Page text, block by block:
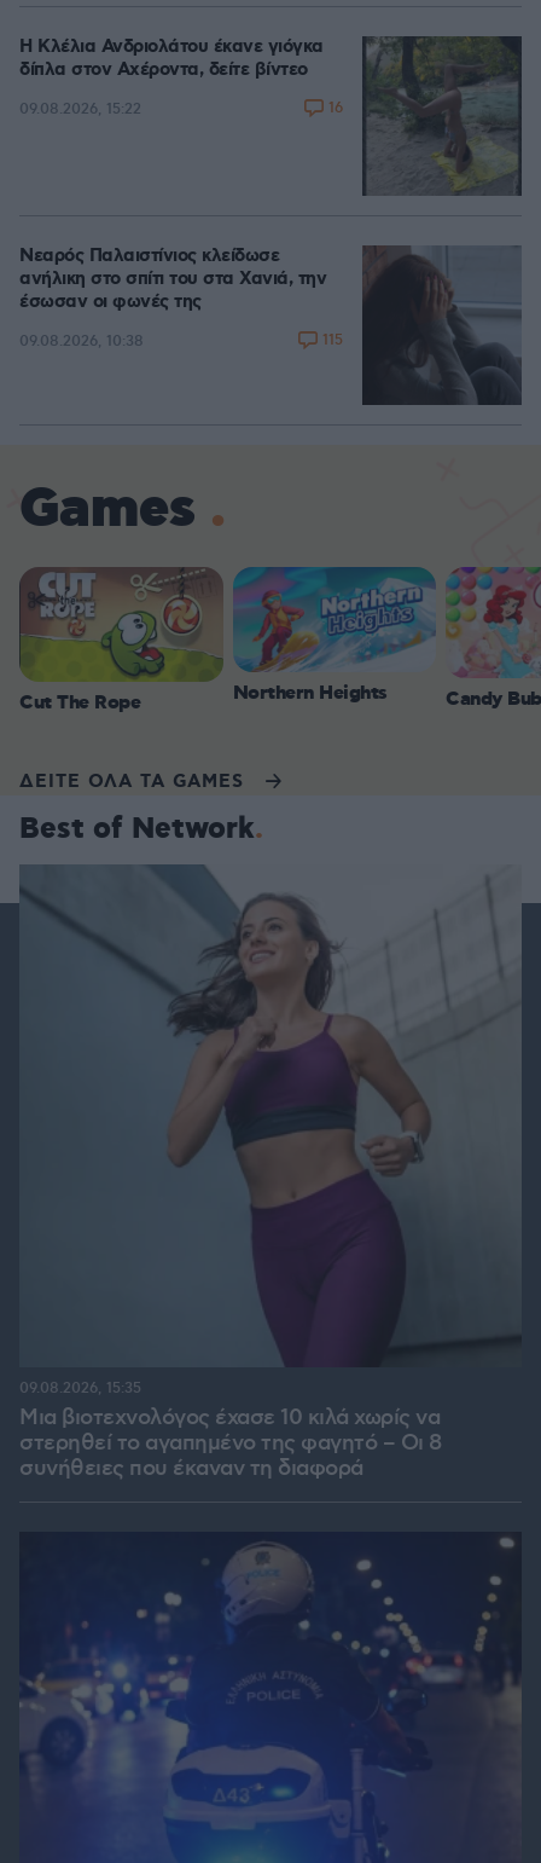
Η Κλέλια Ανδριολάτου έκανε γιόγκα
δίπλα στον Αχέροντα, δείτε βίντεο
09.08.2026, 15:22 16
Νεαρός Παλαιστίνιος κλείδωσε
ανήλικη στο σπίτι του στα Χανιά, την
έσωσαν οι φωνές της
09.08.2026, 10:38 115
Games
Cut The Rope Northern Heights Candy
ΔΕΙΤΕ ΟΛΑ ΤΑ GAMES
Best of Network
Μια βιοτεχνολόγος έχασε 10 κιλά χωρίς να
στερηθεί το αγαπημένο της φαγητό – Οι 8
συνήθειες που έκαναν τη διαφορά
09.08.2026, 15:35